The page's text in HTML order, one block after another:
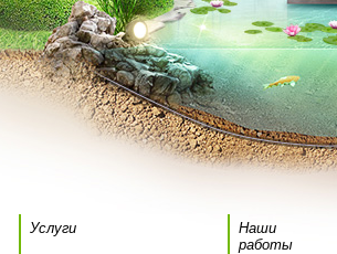
Услуги
Наши
работы